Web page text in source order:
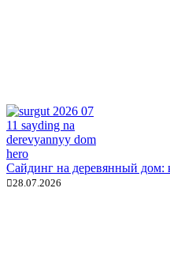
Сайдинг на деревянный дом:
28.07.2026